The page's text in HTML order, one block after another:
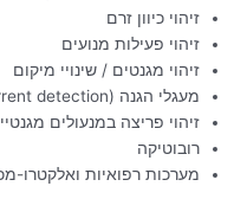
זיהוי כיוון זרם
זיהוי פעילות מנועים
זיהוי מגנטים / שינויי מיקום
מעגלי הגנה (Overcurrent detection)
זיהוי פריצה במנעולים
רובוטיקה
מערכות רפואיות ואלקטרו-